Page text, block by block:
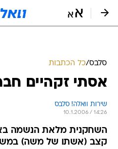
סלבס/כל הכתבות
אסתי זקהיים
שירות וואלה! סלבס
10.1.2006 / 14:26
השחקנית מלאת הנשמה
קצב (אשתו של משה)